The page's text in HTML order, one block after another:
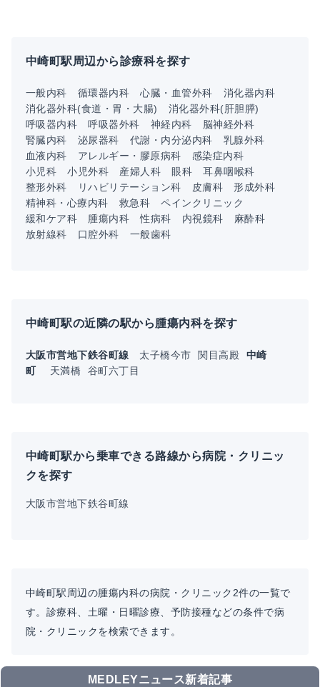
中崎町駅周辺から診療科を探す
一般内科 循環器内科 心臓・血管外科
消化器内科
消化器外科(食道・胃・大腸)
消化器外科(肝胆膵)
呼吸器内科
呼吸器外科 神経内科
脳神経外科
腎臓内科
泌尿器科 代謝・内分泌内科
乳腺外科
血液内科
アレルギー・膠原病科
感染症内科
小児科
小児外科 産婦人科 眼科
耳鼻咽喉科
整形外科
リハビリテーション科 皮膚科
形成外科
精神科・心療内科
救急科
ペインクリニック
緩和ケア科
腫瘍内科 性病科 内視鏡科
麻酔科
放射線科
口腔外科 一般歯科
中崎町駅の近隣の駅から腫瘍内科を探す
大阪市営地下鉄谷町線 太子橋今市 関目高殿
中崎
町
天満橋 谷町六丁目
中崎町駅から乗車できる路線から病院・クリニッ
クを探す
大阪市営地下鉄谷町線
中崎町駅周辺の腫瘍内科の病院・クリニック2件の一覧で
す。診療科、土曜・日曜診療、予防接種などの条件で病
院・クリニックを検索できます。
MEDLEYニュース新着記事